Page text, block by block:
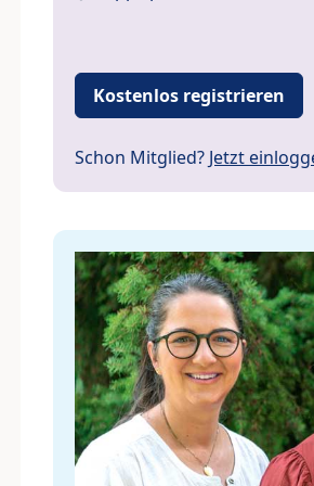
Kostenlos registrieren
Schon Mitglied? Jetzt